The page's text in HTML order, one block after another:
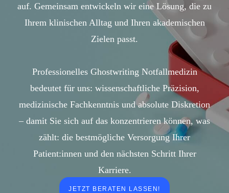
auf. Gemeinsam entwickeln wir eine Lösung, die zu
Ihrem klinischen Alltag und Ihren akademischen
Zielen passt.
Professionelles Ghostwriting Notfallmedizin
bedeutet für uns: wissenschaftliche Präzision,
medizinische Fachkenntnis und absolute Diskretion
– damit Sie sich auf das konzentrieren können, was
zählt: die bestmögliche Versorgung Ihrer
Patient:innen und den nächsten Schritt Ihrer
Karriere.
JETZT BERATEN LASSEN!